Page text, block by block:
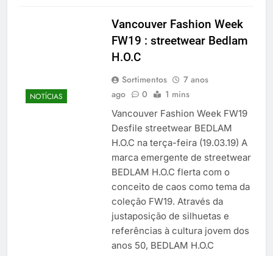
NOTÍCIAS
Vancouver Fashion Week
FW19 : streetwear Bedlam
H.O.C
Sortimentos
7 anos
ago
0 1 mins
Vancouver Fashion Week FW19
Desfile streetwear BEDLAM
H.O.C na terça-feira (19.03.19) A
marca emergente de streetwear
BEDLAM H.O.C flerta com o
conceito de caos como tema da
coleção FW19. Através da
justaposição de silhuetas e
referências à cultura jovem dos
anos 50, BEDLAM H.O.C